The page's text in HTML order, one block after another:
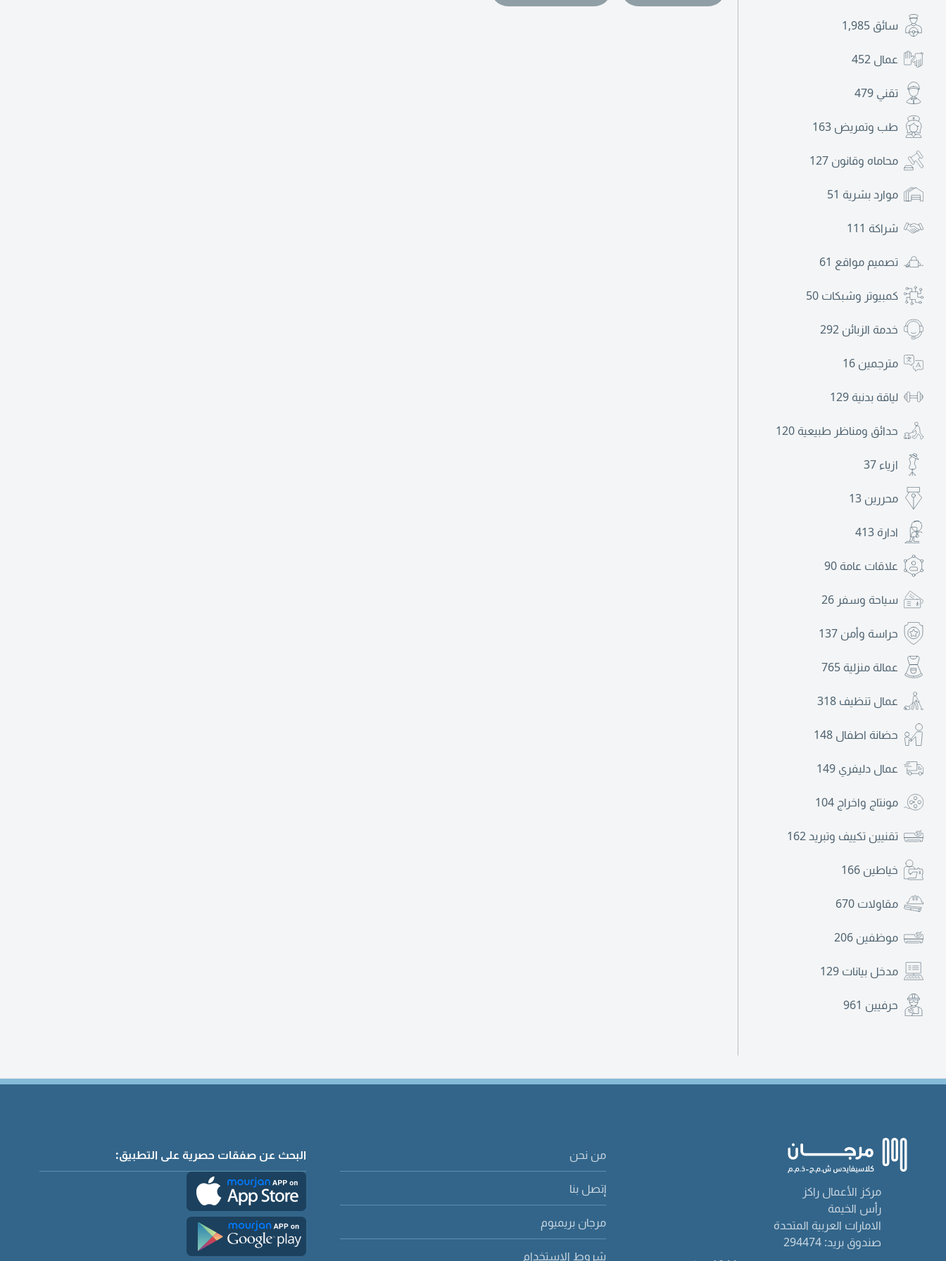
سائق 1,985
عمال 452
تقني 479
طب وتمريض 163
محاماه وقانون 127
موارد بشرية 51
شراكة 111
تصميم مواقع 61
كمبيوتر وشبكات 50
خدمة الزبائن 292
مترجمين 16
لياقة بدنية 129
حدائق ومناظر طبيعية 120
ازياء 37
محررين 13
ادارة 413
علاقات عامة 90
سياحة وسفر 26
حراسة وأمن 137
عمالة منزلية 765
عمال تنظيف 318
حضانة اطفال 148
عمال دليفري 149
مونتاج واخراج 104
تقنيين تكييف وتبريد162
خياطين 166
مقاولات 670
موظفين 206
مدخل بيانات 129
حرفيين 961
مركز الأعمال راكز
رأس الخيمة
الامارات العربية المتحدة
صندوق بريد: 294474
من نحن
إتصل بنا
مرجان بريميوم
شروط الاستخدام
البحث عن صفقات حصرية على التطبيق: